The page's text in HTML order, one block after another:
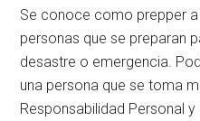
Se conoce como prepper
personas que se preparan
desastre o emergencia.
una persona que se toma
Responsabilidad Personal